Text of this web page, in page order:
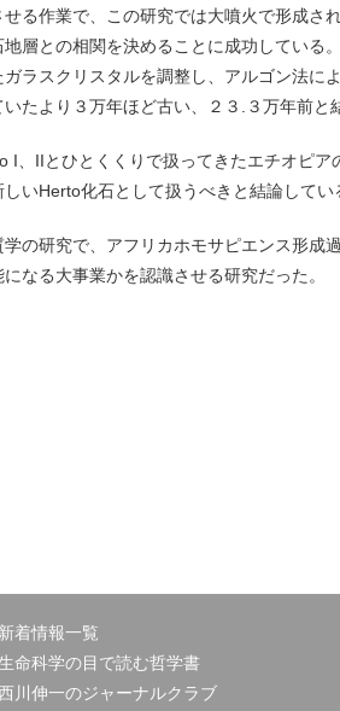
る作業で、この研究では大噴火で形成さ
層との相関を決めることに成功している
ラスクリスタルを調整し、アルゴン法に
たより３万年ほど古い、２３.３万年前と
I、IIとひとくくりで扱ってきたエチオピ
いHerto化石として扱うべきと結論してい
の研究で、アフリカホモサピエンス形成
なる大事業かを認識させる研究だった。
新着情報一覧
命科学の目で読む哲学書
川伸一のジャーナルクラブ